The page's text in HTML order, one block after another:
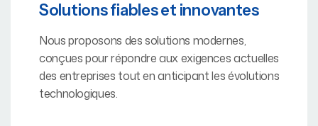
Solutions fiables et innovantes
Nous proposons des solutions modernes,
conçues pour répondre aux exigences actuelles
des entreprises tout en anticipant les évolutions
technologiques.